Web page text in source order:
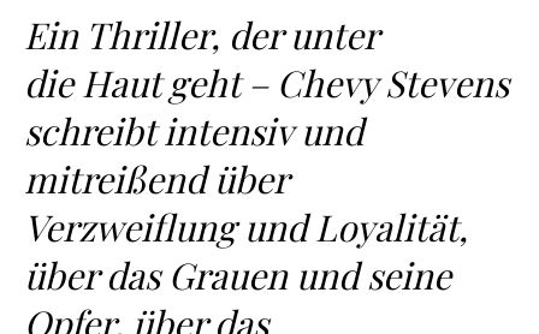
Ein Thriller, der unter
die Haut geht – Chevy Stevens
schreibt intensiv und
mitreißend über
Verzweiflung und Loyalität,
über das Grauen und seine
Opfer, über das